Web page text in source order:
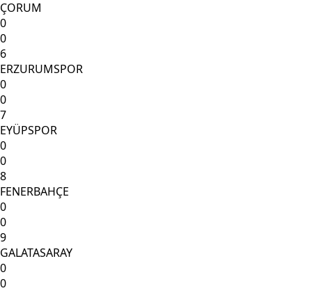
ÇORUM
0
0
6
ERZURUMSPOR
0
0
7
EYÜPSPOR
0
0
8
FENERBAHÇE
0
0
9
GALATASARAY
0
0